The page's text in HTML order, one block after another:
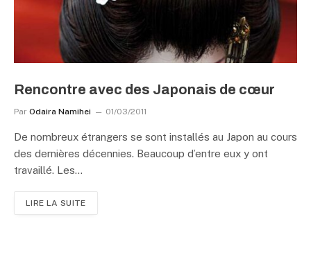
Rencontre avec des Japonais de cœur
Par Odaira Namihei 01/03/2011
De nombreux étrangers se sont installés au Japon au cours
des dernières décennies. Beaucoup d’entre eux y ont
travaillé. Les…
LIRE LA SUITE